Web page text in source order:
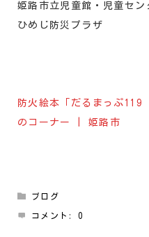
姫路市立児童館・児童セ
ひめじ防災プラザ
防火絵本「だるまっぷ119
のコーナー | 姫路市
ブログ
コメント:0